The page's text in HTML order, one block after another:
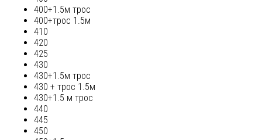
400+1.5м трос
400+трос 1.5м
410
420
425
430
430+1.5м трос
430 + трос 1.5м
430+1.5 м трос
440
445
450